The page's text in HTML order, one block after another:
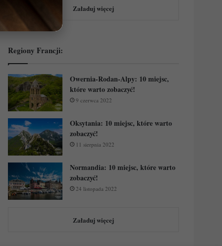
Załaduj więcej
Regiony Francji:
Owernia-Rodan-Alpy: 10 miejsc,
które warto zobaczyć!
9 czerwca 2022
Oksytania: 10 miejsc, które warto
zobaczyć!
11 sierpnia 2022
Normandia: 10 miejsc, które warto
zobaczyć!
24 listopada 2022
Załaduj więcej